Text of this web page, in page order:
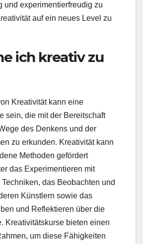
und experimentierfreudig zu
auf ein neues Level zu
ich kreativ zu
Kreativität kann eine
sein, die mit der Bereitschaft
des Denkens und der
zu erkunden. Kreativität kann
Methoden gefördert
das Experimentieren mit
das Beobachten und
Künstlern sowie das
und Reflektieren über die
Kreativitätskurse bieten einen
um diese Fähigkeiten